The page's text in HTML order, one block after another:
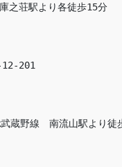
之荘駅より各徒歩15分
201
蔵野線　南流山駅より徒